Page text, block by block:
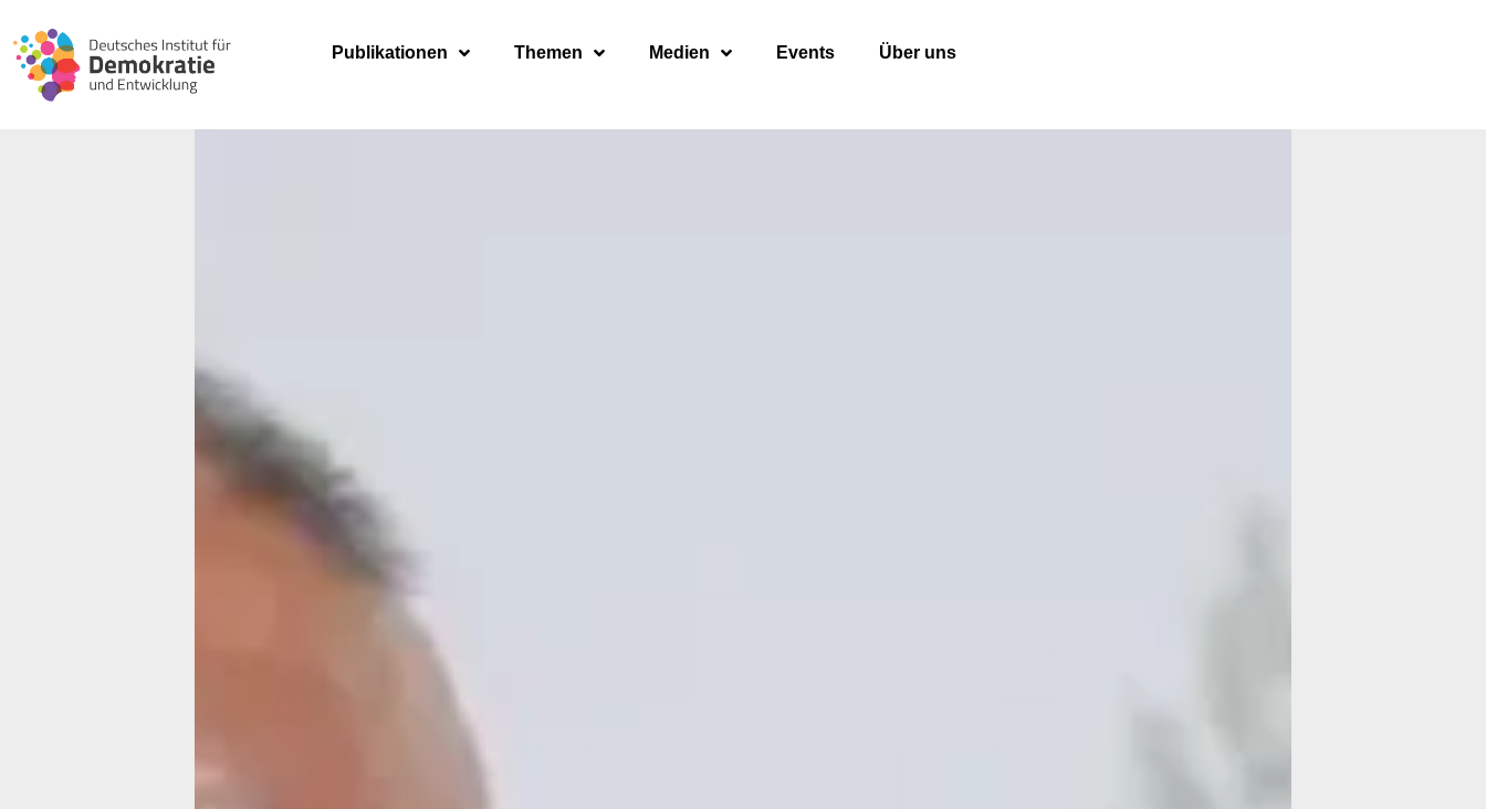
Publikationen Themen Medien Events Über uns